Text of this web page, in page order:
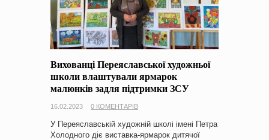
Вихованці Переяславської художньої
школи влаштували ярмарок
малюнків задля підтримки ЗСУ
16.02.2023 0 КОМЕНТАРІВ
У Переяславській художній школі імені Петра
Холодного діє виставка-ярмарок дитячої